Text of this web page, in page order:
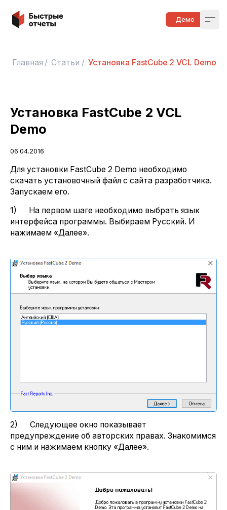
Быстрые отчеты Демо
Главная / Статьи / Установка FastCube 2 VCL Demo
Установка FastCube 2 VCL
Demo
06.04.2016
Для установки FastCube 2 Demo необходимо
скачать установочный файл с сайта разработчика.
Запускаем его.
1) На первом шаге необходимо выбрать язык
интерфейса программы. Выбираем Русский. И
нажимаем «Далее».
2) Следующее окно показывает
предупреждение об авторских правах. Знакомимся
с ним и нажимаем кнопку «Далее».